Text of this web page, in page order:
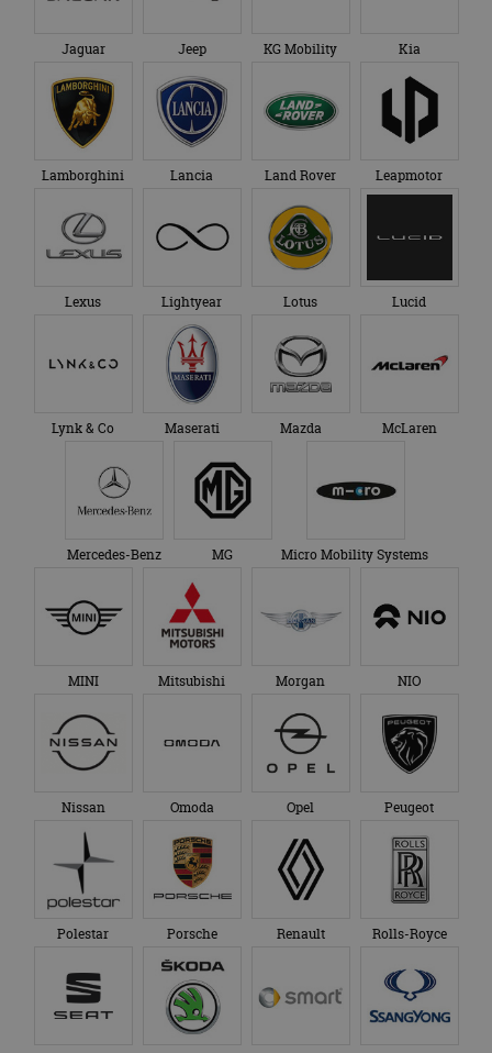
Jaguar Jeep KG Mobility Kia
Lamborghini Lancia Land Rover Leapmotor
Lexus Lightyear Lotus Lucid
Lynk & Co Maserati Mazda McLaren
Mercedes-Benz MG Micro Mobility Systems
MINI Mitsubishi Morgan NIO
Nissan Omoda Opel Peugeot
Polestar Porsche Renault Rolls-Royce